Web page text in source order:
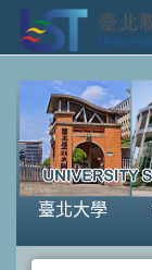
臺北大學